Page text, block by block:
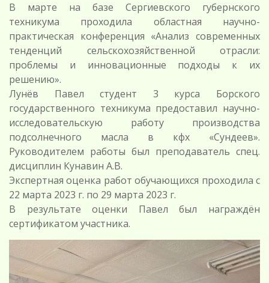
В марте на базе Сергиевского губернского
техникума проходила областная научно-
практическая конференция «Анализ современных
тенденций сельскохозяйственной отрасли:
проблемы и инновационные подходы к их
решению».
Лунёв Павел студент 3 курса Борского
государственного техникума предоставил научно-
исследовательскую работу производства
подсолнечного масла в кфх «Сундеев».
Руководителем работы был преподаватель спец.
дисциплин Кунавин А.В.
Экспертная оценка работ обучающихся проходила с
22 марта 2023 г. по 29 марта 2023 г.
В результате оценки Павел был награждён
сертификатом участника.